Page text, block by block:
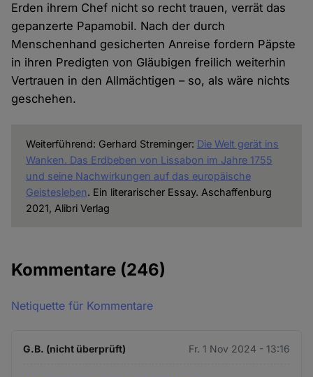
Erden ihrem Chef nicht so recht trauen, verrät das
gepanzerte Papamobil. Nach der durch
Menschenhand gesicherten Anreise fordern Päpste
in ihren Predigten von Gläubigen freilich weiterhin
Vertrauen in den Allmächtigen – so, als wäre nichts
geschehen.
Weiterführend: Gerhard Streminger: Die Welt gerät ins
Wanken. Das Erdbeben von Lissabon im Jahre 1755
und seine Nachwirkungen auf das europäische
Geistesleben. Ein literarischer Essay. Aschaffenburg
2021, Alibri Verlag
Kommentare (246)
Netiquette für Kommentare
G.B. (nicht überprüft) Fr. 1 Nov 2024 - 13:16